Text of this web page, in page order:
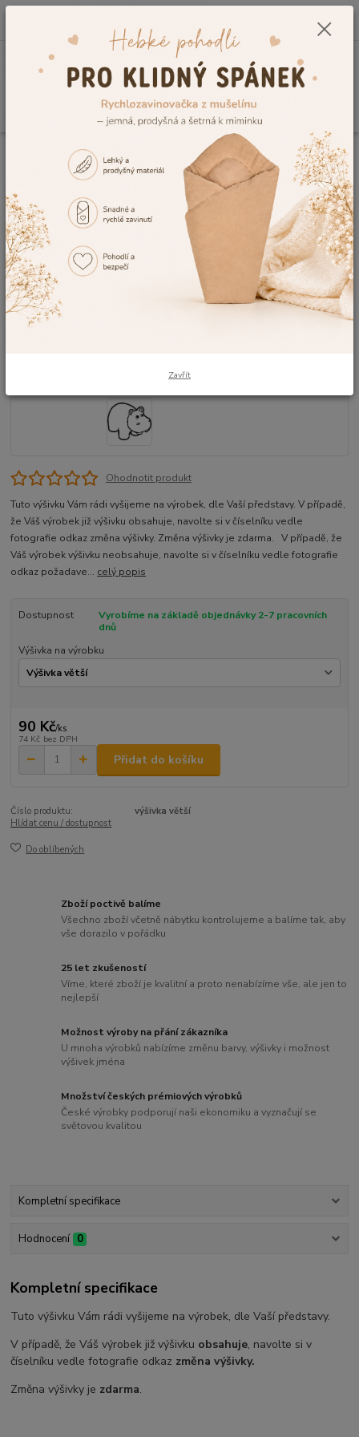
0,00 Kč
Vzorník výšivek
Výšivka č.29
Ohodnotit produkt
Tuto výšivku Vám rádi vyšijeme na výrobek, dle Vaší představy. V případě,
že Váš výrobek již výšivku obsahuje, navolte si v číselníku vedle
fotografie odkaz změna výšivky. Změna výšivky je zdarma. V případě, že
Váš výrobek výšivku neobsahuje, navolte si v číselníku vedle fotografie
odkaz požadave... celý popis
Dostupnost
Vyrobíme na základě objednávky 2-7 pracovních
dnů
Výšivka na výrobku
90 Kč/ks
74 Kč bez DPH
Přidat do košíku
Číslo produktu:
výšivka větší
Hlídat cenu / dostupnost
Do oblíbených
Zboží poctivě balíme
Všechno zboží včetně nábytku kontrolujeme a balíme tak, aby
vše dorazilo v pořádku
25 let zkušeností
Víme, které zboží je kvalitní a proto nenabízíme vše, ale jen to
nejlepší
Možnost výroby na přání zákazníka
U mnoha výrobků nabízíme změnu barvy, výšivky i možnost
výšivek jména
Množství českých prémiových výrobků
České výrobky podporují naši ekonomiku a vyznačují se
světovou kvalitou
Kompletní specifikace
Hodnocení 0
Kompletní specifikace
Tuto výšivku Vám rádi vyšijeme na výrobek, dle Vaší představy.
V případě, že Váš výrobek již výšivku obsahuje, navolte si v
číselníku vedle fotografie odkaz změna výšivky.
Změna výšivky je zdarma.
Zavřít